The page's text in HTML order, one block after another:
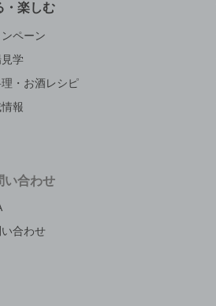
・楽しむ
ペーン
学
・お酒レシピ
報
い合わせ
合わせ